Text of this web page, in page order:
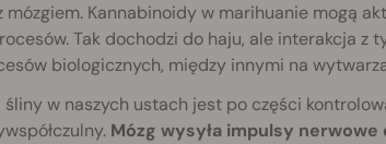
mózgiem. Kannabinoidy w marihuanie mogą
Tak dochodzi do haju, ale interakcja
biologicznych, między innymi na
śliny w naszych ustach jest po części
Mózg wysyła impulsy